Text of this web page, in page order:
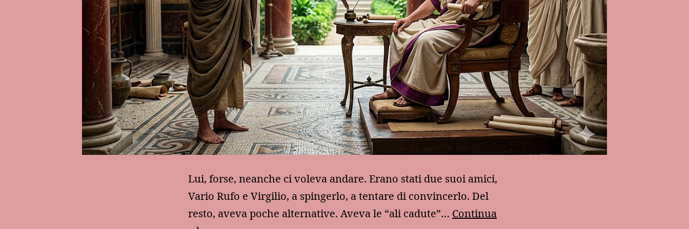
Lui, forse, neanche ci voleva andare. Erano stati due suoi amici,
Vario Rufo e Virgilio, a spingerlo, a tentare di convincerlo. Del
resto, aveva poche alternative. Aveva le “ali cadute”… Continua